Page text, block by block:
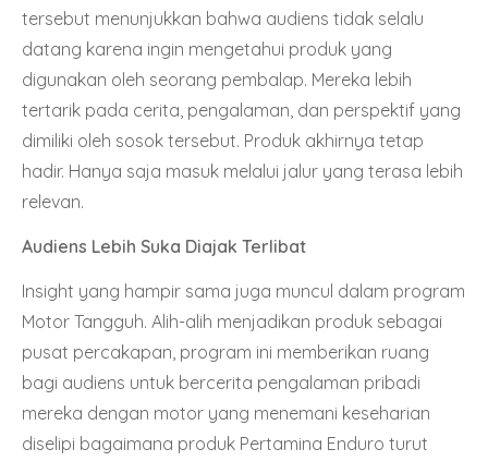
tersebut menunjukkan bahwa audiens tidak selalu
datang karena ingin mengetahui produk yang
digunakan oleh seorang pembalap. Mereka lebih
tertarik pada cerita, pengalaman, dan perspektif yang
dimiliki oleh sosok tersebut. Produk akhirnya tetap
hadir. Hanya saja masuk melalui jalur yang terasa lebih
relevan.
Audiens Lebih Suka Diajak Terlibat
Insight yang hampir sama juga muncul dalam program
Motor Tangguh. Alih-alih menjadikan produk sebagai
pusat percakapan, program ini memberikan ruang
bagi audiens untuk bercerita pengalaman pribadi
mereka dengan motor yang menemani keseharian
diselipi bagaimana produk Pertamina Enduro turut